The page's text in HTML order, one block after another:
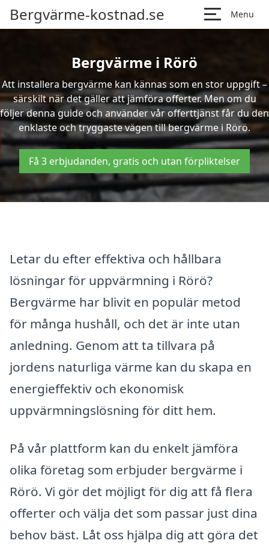
Bergvärme-kostnad.se Menu
Bergvärme i Rörö
Att installera bergvärme kan kännas som en stor uppgift –
särskilt när det gäller att jämföra offerter. Men om du
följer denna guide och använder vår offerttjänst får du den
enklaste och tryggaste vägen till bergvärme i Rörö.
Få 3 erbjudanden, gratis och utan förpliktelser
Letar du efter effektiva och hållbara
lösningar för uppvärmning i Rörö?
Bergvärme har blivit en populär metod
för många hushåll, och det är inte utan
anledning. Genom att ta tillvara på
jordens naturliga värme kan du skapa en
energieffektiv och ekonomisk
uppvärmningslösning för ditt hem.
På vår plattform kan du enkelt jämföra
olika företag som erbjuder bergvärme i
Rörö. Vi gör det möjligt för dig att få flera
offerter och välja det som passar just dina
behov bäst. Låt oss hjälpa dig att göra det